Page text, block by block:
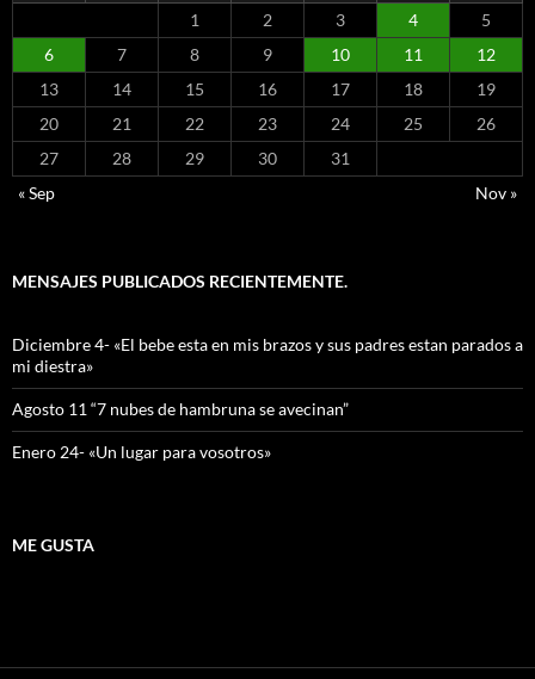
1
2 3 4
5
6
7 8 9 10 11
12
13
14 15 16 17 18
19
20
21 22 23 24 25
26
27
28 29 30
31
« Sep
Nov »
MENSAJES PUBLICADOS RECIENTEMENTE.
Diciembre 4- «El bebe esta en mis brazos y sus padres estan parados a
mi diestra»
Agosto 11 “7 nubes de hambruna se avecinan”
Enero 24- «Un lugar para vosotros»
ME GUSTA